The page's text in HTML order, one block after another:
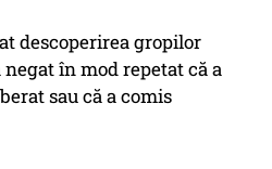
descoperirea gropilor
în mod repetat că a
sau că a comis